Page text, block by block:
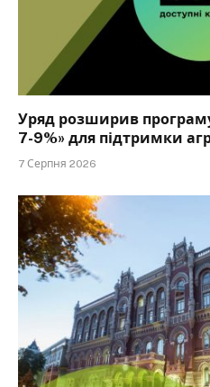
Уряд розширив
7-9%» для підтримки
7 Серпня 2026